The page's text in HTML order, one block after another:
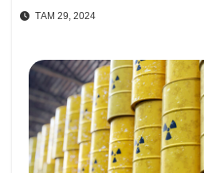
ТАМ 29, 2024